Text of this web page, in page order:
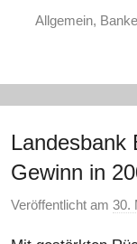
Allgemein,
Landesbank
Gewinn in
Veröffentlicht am 30.